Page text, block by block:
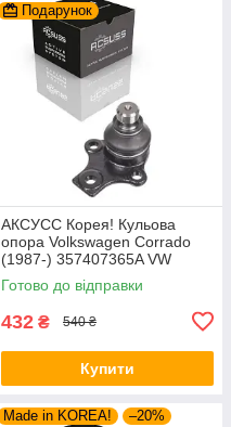
Подарунок
AКСУСС Корея! Кульова
опора Volkswagen Corrado
(1987-) 357407365A VW
Corrado. Aксусс Корея -
Оригинал!
Готово до відправки
432 ₴ 540 ₴
Купити
Made in KOREA!
–20%